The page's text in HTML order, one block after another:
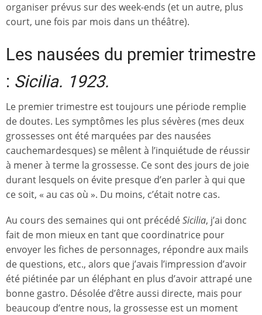
organiser prévus sur des week-ends (et un autre, plus
court, une fois par mois dans un théâtre).
Les nausées du premier trimestre
: Sicilia. 1923.
Le premier trimestre est toujours une période remplie
de doutes. Les symptômes les plus sévères (mes deux
grossesses ont été marquées par des nausées
cauchemardesques) se mêlent à l’inquiétude de réussir
à mener à terme la grossesse. Ce sont des jours de joie
durant lesquels on évite presque d’en parler à qui que
ce soit, « au cas où ». Du moins, c’était notre cas.
Au cours des semaines qui ont précédéSicilia, j’ai donc
fait de mon mieux en tant que coordinatrice pour
envoyer les fiches de personnages, répondre aux mails
de questions, etc., alors que j’avais l’impression d’avoir
été piétinée par un éléphant en plus d’avoir attrapé une
bonne gastro. Désolée d’être aussi directe, mais pour
beaucoup d’entre nous, la grossesse est un moment